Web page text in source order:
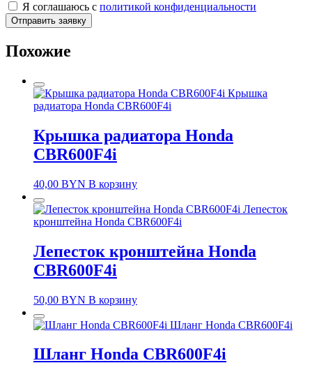
Я соглашаюсь с политикой конфиденциальности
Отправить заявку
Похожие
Крышка
радиатора Honda CBR600F4i
Крышка радиатора Honda
CBR600F4i
40,00 BYN В корзину
Лепесток
кронштейна Honda CBR600F4i
Лепесток кронштейна Honda
CBR600F4i
50,00 BYN В корзину
Шланг Honda CBR600F4i
Шланг Honda CBR600F4i